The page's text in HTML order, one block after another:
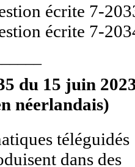
écrite 7-
écrite 7-
du 15 juin
néerlandais)
téléguidés
dans des